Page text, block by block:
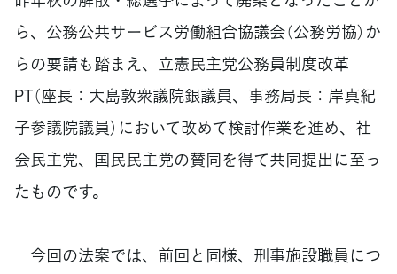
ら、公務公共サービス労働組合協議会（公務労協）か
らの要請も踏まえ、立憲民主党公務員制度改革
PT（座長：大島敦衆議院銀議員、事務局長：岸真紀
子参議院議員）において改めて検討作業を進め、社
会民主党、国民民主党の賛同を得て共同提出に至っ
たものです。
今回の法案では、前回と同様、刑事施設職員につ